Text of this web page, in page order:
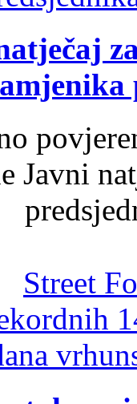
Javni